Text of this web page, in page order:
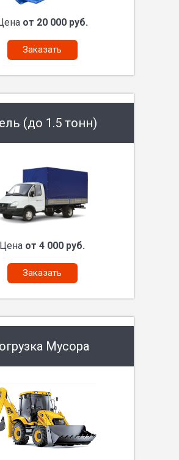
от 20 000 руб.
Заказать
(до 1.5 тонн)
Цена от 4 000 руб.
Заказать
Мусора